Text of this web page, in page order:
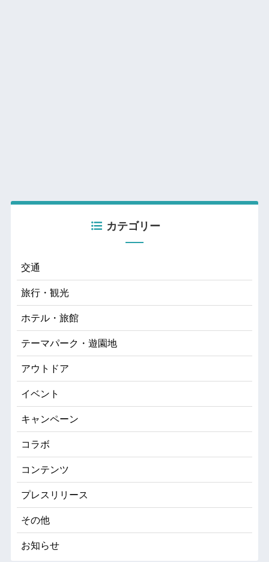
カテゴリー
交通
旅行・観光
ホテル・旅館
テーマパーク・遊園地
アウトドア
イベント
キャンペーン
コラボ
コンテンツ
プレスリリース
その他
お知らせ